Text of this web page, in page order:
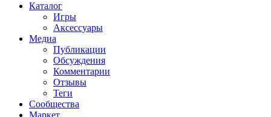
Каталог
Игры
Аксессуары
Медиа
Публикации
Обсуждения
Комментарии
Отзывы
Теги
Сообщества
Маркет